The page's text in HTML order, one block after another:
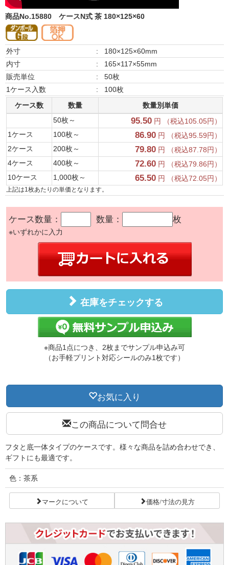
商品No.15880 ケースN式 茶 180×125×60
外寸 :
180×125×60mm
内寸
:
165×117×55mm
販売単位
:
50枚
1ケース入数
:
100枚
ケース数
数量
数量別単価
50枚～
95.50 円 （税込105.05円）
1ケース
100枚～ 86.90 円 （税込95.59円）
2ケース
200枚～ 79.80 円 （税込87.78円）
4ケース
400枚～ 72.60 円 （税込79.86円）
10ケース
1,000枚～ 65.50 円 （税込72.05円）
上記は1枚あたりの単価となります。
ケース数量： 数量： 枚
※いずれかに入力
在庫をチェックする
※商品1点につき、2枚までサンプル申込み可
（お手軽プリント対応シールのみ1枚です）
お気に入り
この商品について問合せ
フタと底一体タイプのケースです。様々な商品を詰め合わせでき、
ギフトにも最適です。
色：茶系
マークについて 価格/寸法の見方